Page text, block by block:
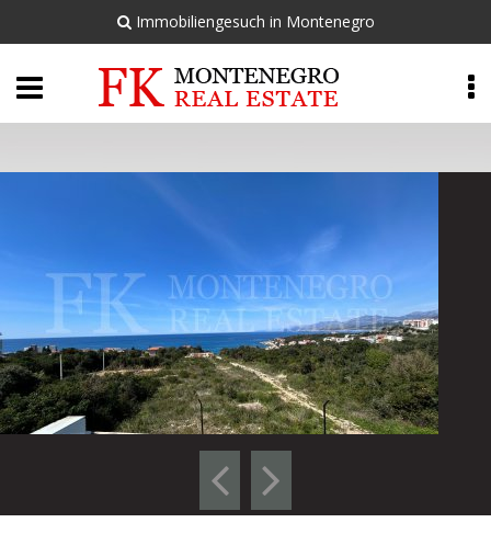
Immobiliengesuch in Montenegro